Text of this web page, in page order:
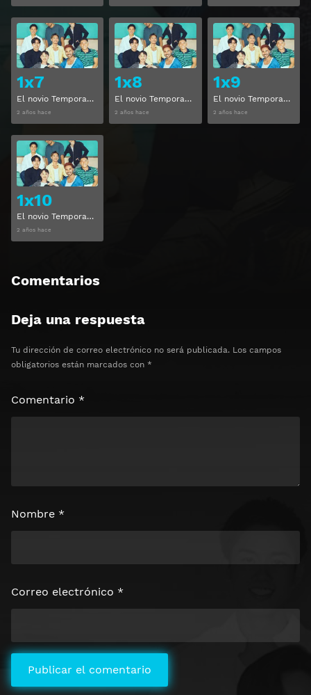
1x7
El novio Temporada 1 Capitulo 7
2 años hace
Ver
1x8
El novio Temporada 1 Capitulo 8
2 años hace
Ver
1x9
El novio Temporada 1 Capitulo 9
2 años hace
1x10
El novio Temporada 1 Capitulo 10
2 años hace
Comentarios
Deja una respuesta
Tu dirección de correo electrónico no será publicada. Los campos
obligatorios están marcados con *
Comentario *
Nombre *
Correo electrónico *